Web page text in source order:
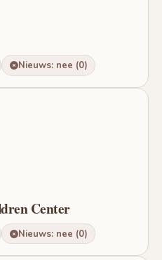
Nieuws: nee (0)
Center
Nieuws: nee (0)